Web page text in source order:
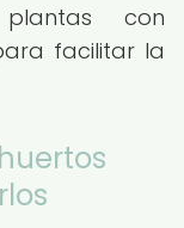
con
facilitar la